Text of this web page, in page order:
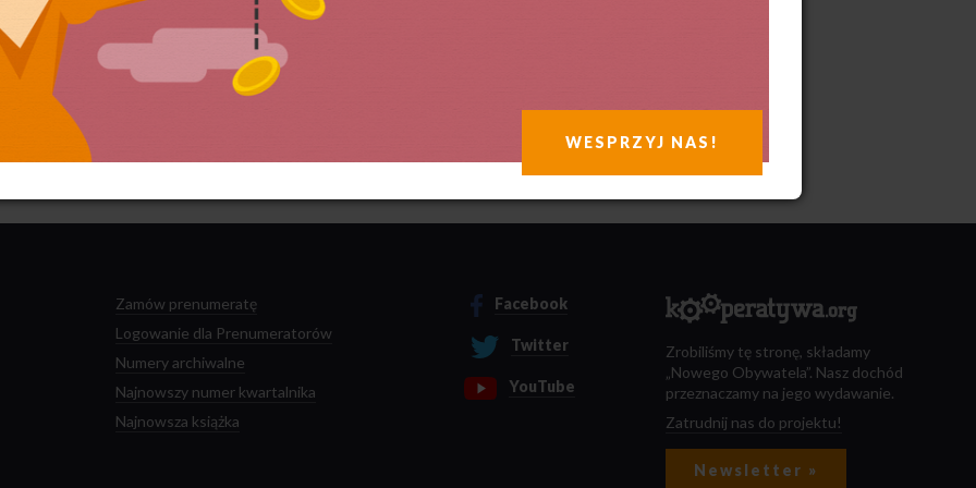
są dane Twoich komentarzy.
Zamów prenumeratę
Logowanie dla Prenumeratorów
Numery archiwalne
Najnowszy numer kwartalnika
Najnowsza książka
Facebook
Twitter
YouTube
Zrobiliśmy tę stronę, składamy
„Nowego Obywatela”. Nasz dochód
przeznaczamy na jego wydawanie.
Zatrudnij nas do projektu!
Newsletter »
WESPRZYJ NAS!